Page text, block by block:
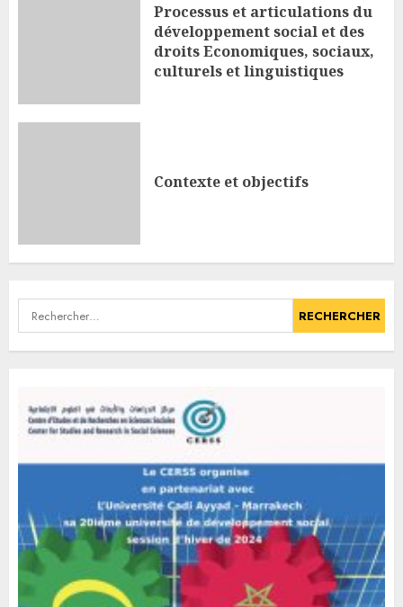
Processus et articulations du
développement social et des
droits Economiques, sociaux,
culturels et linguistiques
Contexte et objectifs
Rechercher :